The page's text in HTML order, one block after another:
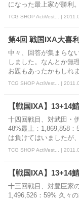
になった最上家が勝利
TCG SHOP ActiVest... |
第4回 戦国IXA大喜
中々、回答が集まらな
しました。なんとか無
お題もあったかもしれ
TCG SHOP ActiVest... |
【戦国IXA】13+14
十四回戦目、対武田・
48%最上：1,869,858
は負けてはいましたが
TCG SHOP ActiVest... |
【戦国IXA】13+14
十三回戦目、対豊臣家
1,496,526：59% 久々